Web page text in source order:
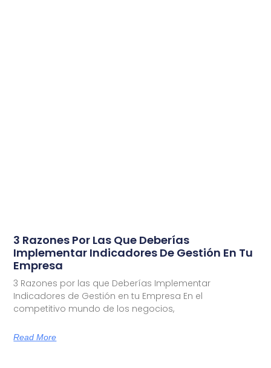
3 Razones Por Las Que Deberías
Implementar Indicadores De Gestión En Tu
Empresa
3 Razones por las que Deberías Implementar
Indicadores de Gestión en tu Empresa En el
competitivo mundo de los negocios,
Read More